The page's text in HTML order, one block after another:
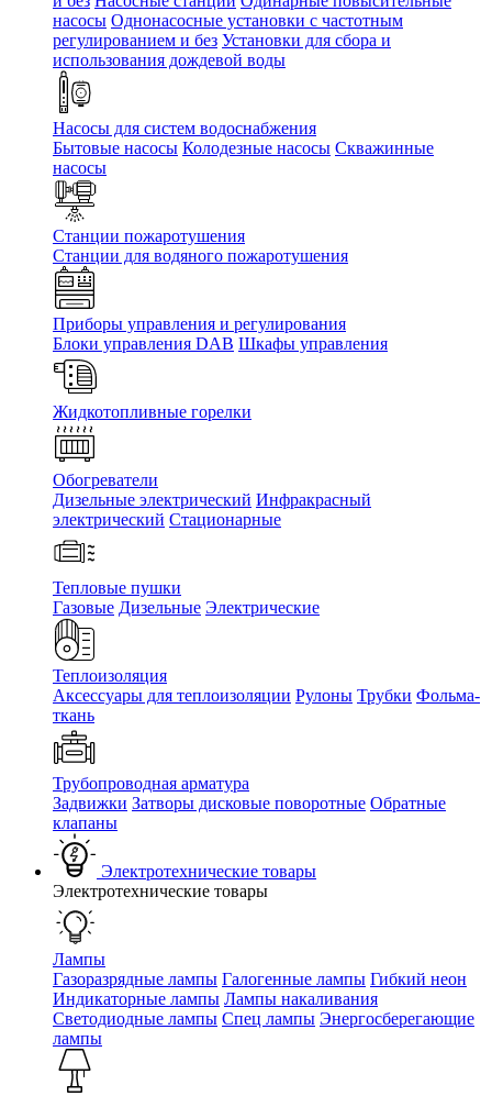
насосы Однонасосные установки с частотным
регулированием и без Установки для сбора и
использования дождевой воды
Насосы для систем водоснабжения
Бытовые насосы Колодезные насосы Скважинные
насосы
Станции пожаротушения
Станции для водяного пожаротушения
Приборы управления и регулирования
Блоки управления DAB Шкафы управления
Жидкотопливные горелки
Обогреватели
Дизельные электрический Инфракрасный
электрический Стационарные
Тепловые пушки
Газовые Дизельные Электрические
Теплоизоляция
Аксессуары для теплоизоляции Рулоны Трубки Фольма-
ткань
Трубопроводная арматура
Задвижки Затворы дисковые поворотные Обратные
клапаны
Электротехнические товары
Электротехнические товары
Лампы
Газоразрядные лампы Галогенные лампы Гибкий неон
Индикаторные лампы Лампы накаливания
Светодиодные лампы Спец лампы Энергосберегающие
лампы